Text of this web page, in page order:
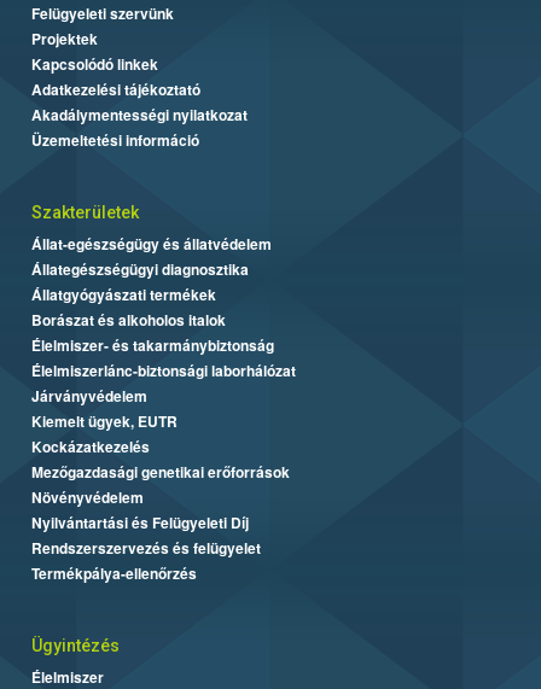
Felügyeleti szervünk
Projektek
Kapcsolódó linkek
Adatkezelési tájékoztató
Akadálymentességi nyilatkozat
Üzemeltetési információ
Szakterületek
Állat-egészségügy és állatvédelem
Állategészségügyi diagnosztika
Állatgyógyászati termékek
Borászat és alkoholos italok
Élelmiszer- és takarmánybiztonság
Élelmiszerlánc-biztonsági laborhálózat
Járványvédelem
Kiemelt ügyek, EUTR
Kockázatkezelés
Mezőgazdasági genetikai erőforrások
Növényvédelem
Nyilvántartási és Felügyeleti Díj
Rendszerszervezés és felügyelet
Termékpálya-ellenőrzés
Ügyintézés
Élelmiszer